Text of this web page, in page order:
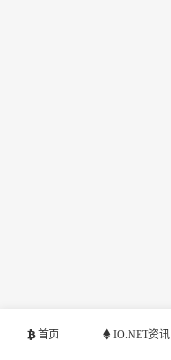
首页 IO.NET资讯